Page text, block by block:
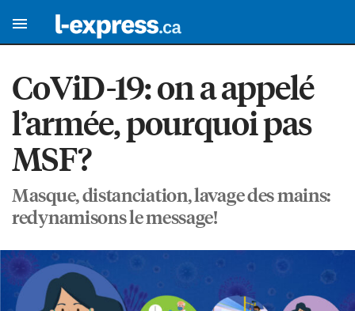
CoViD-19: on a appelé
l’armée, pourquoi pas
MSF?
Masque, distanciation, lavage des mains:
redynamisons le message!